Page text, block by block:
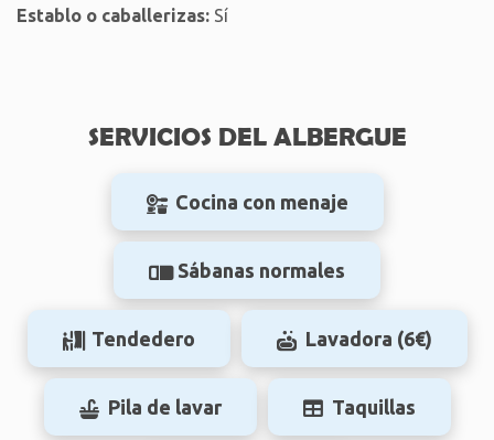
Establo o caballerizas: Sí
SERVICIOS DEL ALBERGUE
Cocina con menaje
Sábanas normales
Tendedero Lavadora (6€)
Pila de lavar Taquillas